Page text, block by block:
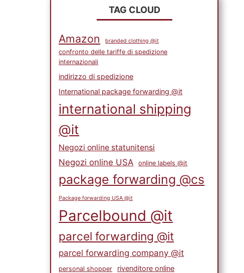
TAG CLOUD
Amazon branded clothing @it
confronto delle tariffe di spedizione
internazionali
indirizzo di spedizione
International package forwarding @it
international shipping
@it
Negozi online statunitensi
Negozi online USA online labels @it
package forwarding @cs
Package forwarding USA @it
Parcelbound @it
parcel forwarding @it
parcel forwarding company @it
personal shopper rivenditore online